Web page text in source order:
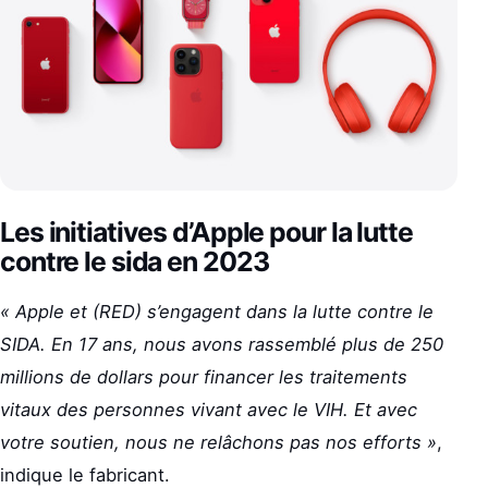
Les initiatives d’Apple pour la lutte
contre le sida en 2023
« Apple et (RED) s’engagent dans la lutte contre le
SIDA. En 17 ans, nous avons rassemblé plus de 250
millions de dollars pour financer les traitements
vitaux des personnes vivant avec le VIH. Et avec
votre soutien, nous ne relâchons pas nos efforts »,
indique le fabricant.